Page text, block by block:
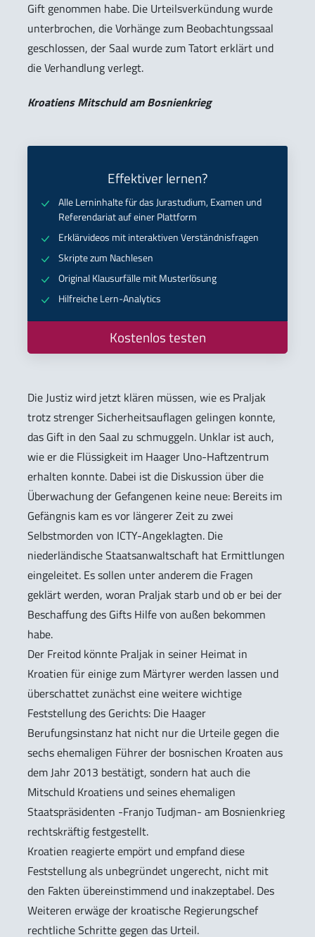
Gift genommen habe. Die Urteilsverkündung wurde
unterbrochen, die Vorhänge zum Beobachtungssaal
geschlossen, der Saal wurde zum Tatort erklärt und
die Verhandlung verlegt.
Kroatiens Mitschuld am Bosnienkrieg
Effektiver lernen?
Alle Lerninhalte für das Jurastudium, Examen und
Referendariat auf einer Plattform
Erklärvideos mit interaktiven Verständnisfragen
Skripte zum Nachlesen
Original Klausurfälle mit Musterlösung
Hilfreiche Lern-Analytics
Kostenlos testen
Die Justiz wird jetzt klären müssen, wie es Praljak
trotz strenger Sicherheitsauflagen gelingen konnte,
das Gift in den Saal zu schmuggeln. Unklar ist auch,
wie er die Flüssigkeit im Haager Uno-Haftzentrum
erhalten konnte. Dabei ist die Diskussion über die
Überwachung der Gefangenen keine neue: Bereits im
Gefängnis kam es vor längerer Zeit zu zwei
Selbstmorden von ICTY-Angeklagten. Die
niederländische Staatsanwaltschaft hat Ermittlungen
eingeleitet. Es sollen unter anderem die Fragen
geklärt werden, woran Praljak starb und ob er bei der
Beschaffung des Gifts Hilfe von außen bekommen
habe.
Der Freitod könnte Praljak in seiner Heimat in
Kroatien für einige zum Märtyrer werden lassen und
überschattet zunächst eine weitere wichtige
Feststellung des Gerichts: Die Haager
Berufungsinstanz hat nicht nur die Urteile gegen die
sechs ehemaligen Führer der bosnischen Kroaten aus
dem Jahr 2013 bestätigt, sondern hat auch die
Mitschuld Kroatiens und seines ehemaligen
Staatspräsidenten -Franjo Tudjman- am Bosnienkrieg
rechtskräftig festgestellt.
Kroatien reagierte empört und empfand diese
Feststellung als unbegründet ungerecht, nicht mit
den Fakten übereinstimmend und inakzeptabel. Des
Weiteren erwäge der kroatische Regierungschef
rechtliche Schritte gegen das Urteil.